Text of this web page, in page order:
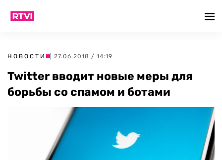
НОВОСТИ | 27.06.2018 / 14:19
Twitter вводит новые меры для
борьбы со спамом и ботами